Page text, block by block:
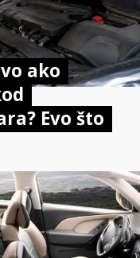
ako
Evo što